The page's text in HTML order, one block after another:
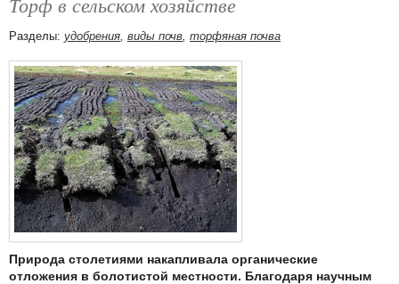
Разделы: удобрения, виды почв, торфяная почва
Природа столетиями накапливала органические
отложения в болотистой местности. Благодаря научным